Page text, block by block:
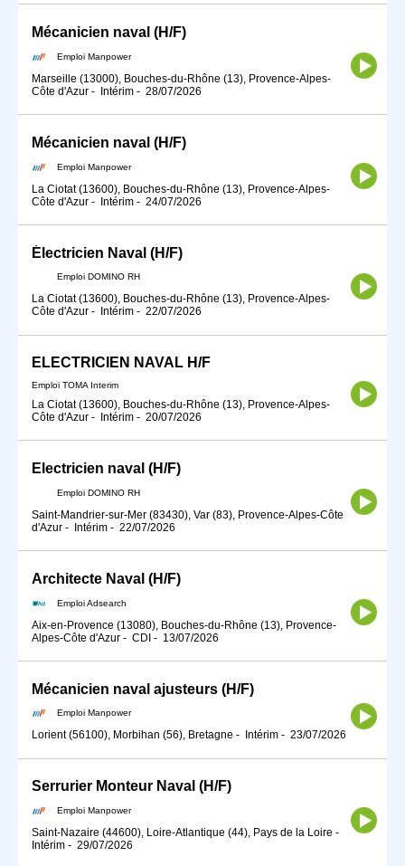
Mécanicien naval (H/F)
Emploi Manpower
Marseille (13000), Bouches-du-Rhône (13), Provence-Alpes-
Côte d'Azur - Intérim - 28/07/2026
Mécanicien naval (H/F)
Emploi Manpower
La Ciotat (13600), Bouches-du-Rhône (13), Provence-Alpes-
Côte d'Azur - Intérim - 24/07/2026
Électricien Naval (H/F)
Emploi DOMINO RH
La Ciotat (13600), Bouches-du-Rhône (13), Provence-Alpes-
Côte d'Azur - Intérim - 22/07/2026
ELECTRICIEN NAVAL H/F
Emploi TOMA Interim
La Ciotat (13600), Bouches-du-Rhône (13), Provence-Alpes-
Côte d'Azur - Intérim - 20/07/2026
Electricien naval (H/F)
Emploi DOMINO RH
Saint-Mandrier-sur-Mer (83430), Var (83), Provence-Alpes-Côte
d'Azur - Intérim - 22/07/2026
Architecte Naval (H/F)
Emploi Adsearch
Aix-en-Provence (13080), Bouches-du-Rhône (13), Provence-
Alpes-Côte d'Azur - CDI - 13/07/2026
Mécanicien naval ajusteurs (H/F)
Emploi Manpower
Lorient (56100), Morbihan (56), Bretagne - Intérim - 23/07/2026
Serrurier Monteur Naval (H/F)
Emploi Manpower
Saint-Nazaire (44600), Loire-Atlantique (44), Pays de la Loire -
Intérim - 29/07/2026